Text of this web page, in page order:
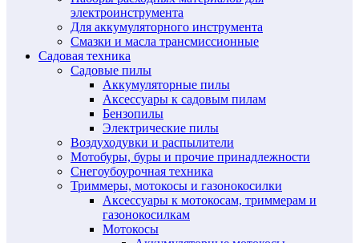
электроинструмента
Для аккумуляторного инструмента
Смазки и масла трансмиссионные
Садовая техника
Садовые пилы
Аккумуляторные пилы
Аксессуары к садовым пилам
Бензопилы
Электрические пилы
Воздуходувки и распылители
Мотобуры, буры и прочие принадлежности
Снегоубоурочная техника
Триммеры, мотокосы и газонокосилки
Аксессуары к мотокосам, триммерам и
газонокосилкам
Мотокосы